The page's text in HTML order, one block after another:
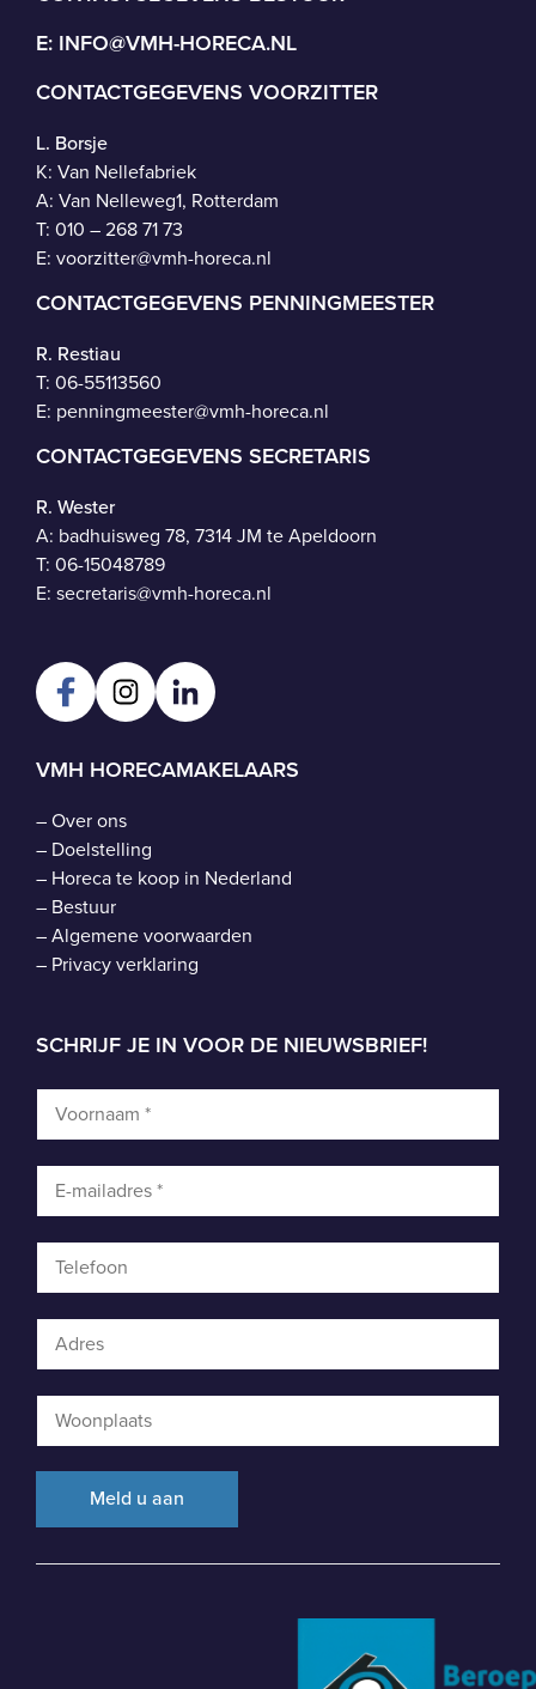
E: INFO@VMH-HORECA.NL
CONTACTGEGEVENS VOORZITTER
L. Borsje
K: Van Nellefabriek
A: Van Nelleweg1, Rotterdam
T: 010 – 268 71 73
E: voorzitter@vmh-horeca.nl
CONTACTGEGEVENS PENNINGMEESTER
R. Restiau
T: 06-55113560
E: penningmeester@vmh-horeca.nl
CONTACTGEGEVENS SECRETARIS
R. Wester
A: badhuisweg 78, 7314 JM te Apeldoorn
T: 06-15048789
E: secretaris@vmh-horeca.nl
VMH HORECAMAKELAARS
–Over ons
– Doelstelling
– Horeca te koop in Nederland
– Bestuur
–Algemene voorwaarden
– Privacy verklaring
SCHRIJF JE IN VOOR DE NIEUWSBRIEF!